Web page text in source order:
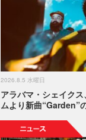
2026.8.5 水曜日
アラバマ・シェイク
ムより新曲“Garden”